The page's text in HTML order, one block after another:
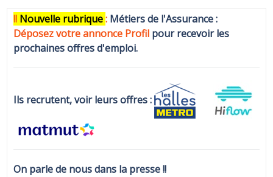
!! Nouvelle rubrique: Métiers de l'Assurance :
Déposez votre annonce Profil pour recevoir les
prochaines offres d'emploi.
Ils recrutent, voir leurs offres :
On parle de nous dans la presse !!